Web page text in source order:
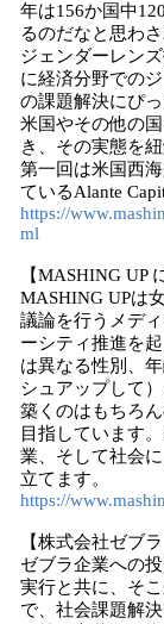
年は156か国中
るのだなと思わ
ジェンダーレン
に経済分野での
の課題解決にぴ
米国やその他の
き、その実態を
第一回は米国西
ているAlante
https://
ml
【MASHING UP
MASHING UPは
議論を行うメデ
ーシティ推進を
は異なる性別、
シュアップして
築くのはもちろ
目指しています
業、そして社会
立てます。
https://
【株式会社ゼブ
ゼブラ企業への
実行と共に、そ
で、社会課題解